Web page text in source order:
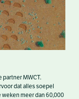
partner MWCT.
dat alles soepel
meer dan 60,000